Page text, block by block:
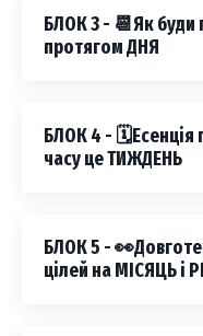
БЛОК 3 - 📆Як буди
протягом ДНЯ
БЛОК 4 - 🗓️Есенція
часу це ТИЖДЕНЬ
БЛОК 5 -
цілей на МІСЯЦЬ і